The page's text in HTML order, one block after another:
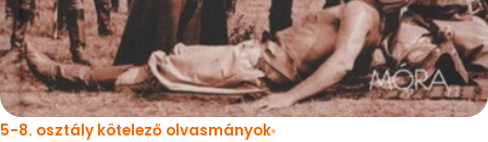
5-8. osztály kötelező olvasmányok